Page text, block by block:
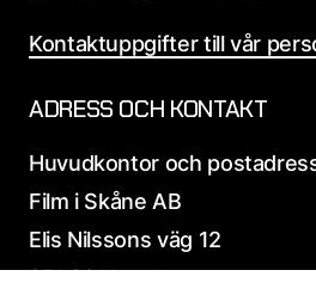
Kontaktuppgifter till vår
ADRESS OCH KONTAKT
Huvudkontor och
Film i Skåne AB
Elis Nilssons väg 12
271 39 Ystad